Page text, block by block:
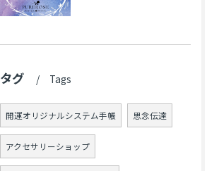
タグ Tags
開運オリジナルシステム手帳 思念伝達
アクセサリーショップ